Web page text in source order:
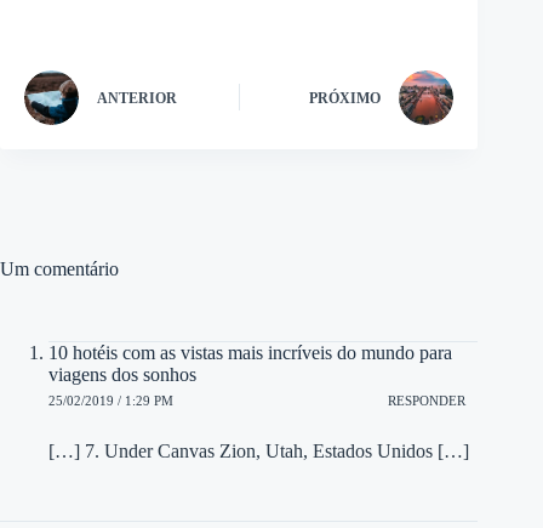
ANTERIOR PRÓXIMO
Um comentário
10 hotéis com as vistas mais incríveis do mundo para
viagens dos sonhos
25/02/2019 / 1:29 PM RESPONDER
[…] 7. Under Canvas Zion, Utah, Estados Unidos […]